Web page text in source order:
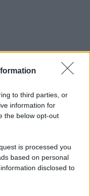
to third parties, or
information for
the below opt-out
is processed you
based on personal
disclosed to